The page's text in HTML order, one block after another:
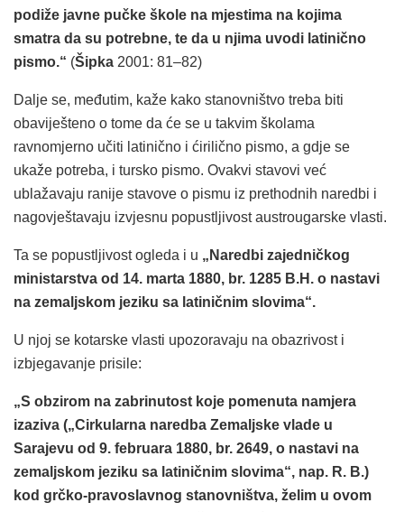
podiže javne pučke škole na mjestima na kojima
smatra da su potrebne, te da u njima uvodi latinično
pismo.“ (Šipka 2001: 81–82)
Dalje se, međutim, kaže kako stanovništvo treba biti
obaviješteno o tome da će se u takvim školama
ravnomjerno učiti latinično i ćirilično pismo, a gdje se
ukaže potreba, i tursko pismo. Ovakvi stavovi već
ublažavaju ranije stavove o pismu iz prethodnih naredbi i
nagovještavaju izvjesnu popustljivost austrougarske vlasti.
Ta se popustljivost ogleda i u „Naredbi zajedničkog
ministarstva od 14. marta 1880, br. 1285 B.H. o nastavi
na zemaljskom jeziku sa latiničnim slovima“.
U njoj se kotarske vlasti upozoravaju na obazrivost i
izbjegavanje prisile:
„S obzirom na zabrinutost koje pomenuta namjera
izaziva („Cirkularna naredba Zemaljske vlade u
Sarajevu od 9. februara 1880, br. 2649, o nastavi na
zemaljskom jeziku sa latiničnim slovima“, nap. R. B.)
kod grčko-pravoslavnog stanovništva, želim u ovom